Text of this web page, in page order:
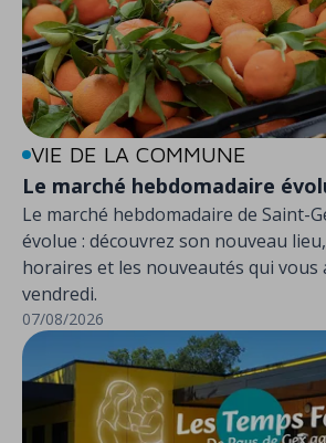
VIE DE LA COMMUNE
Le marché hebdomadaire
Le marché hebdomadaire de Saint-
évolue : découvrez son nouveau
horaires et les nouveautés qui vous
vendredi.
07/08/2026